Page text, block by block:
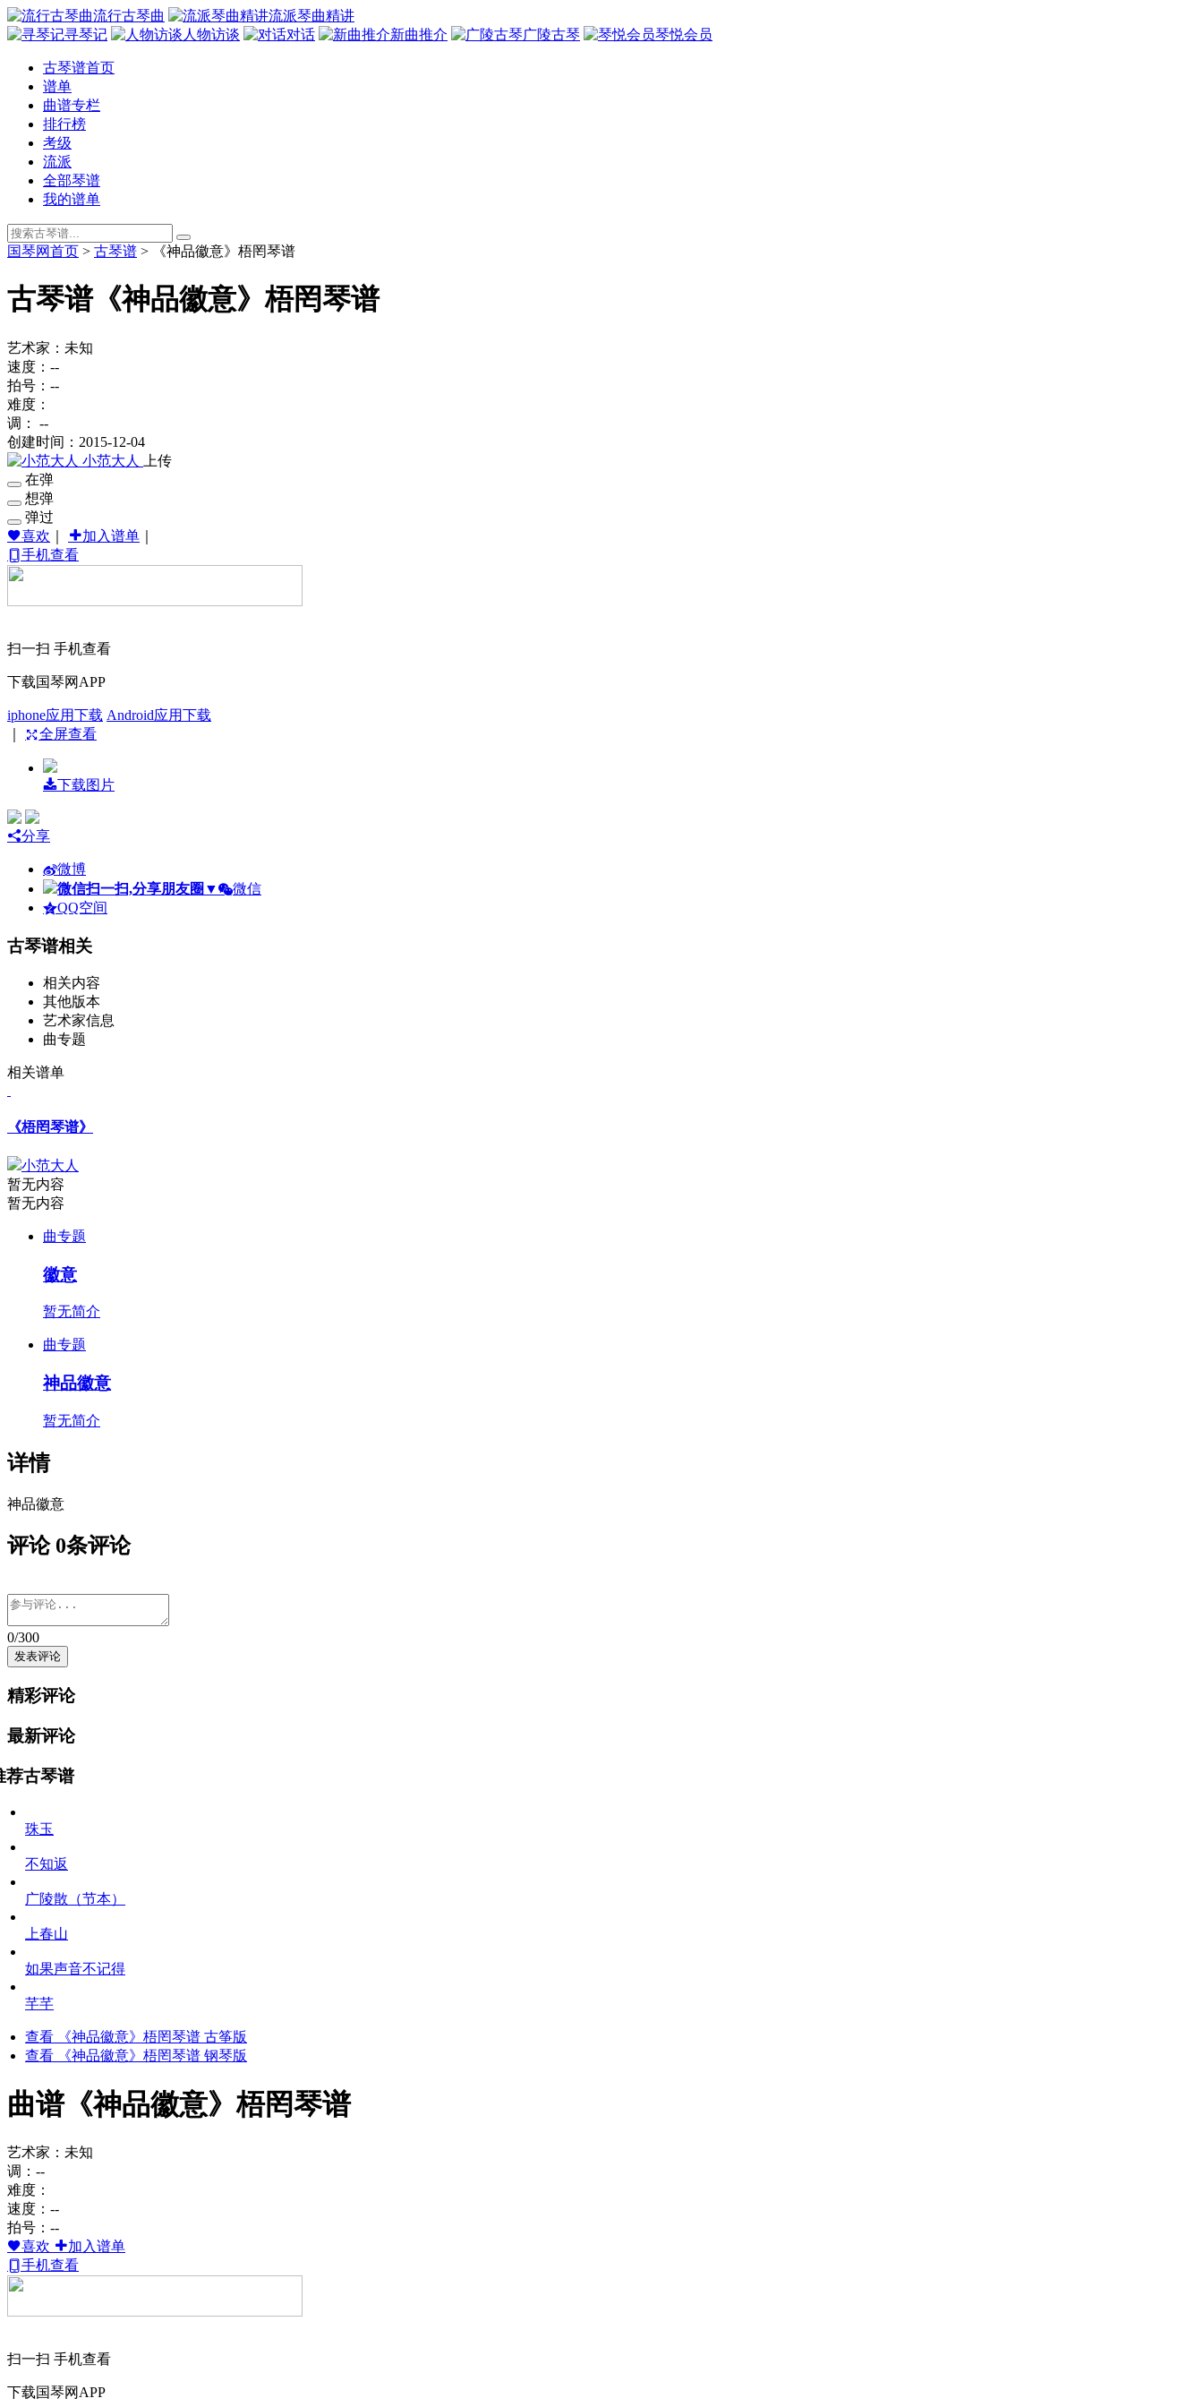
流行古琴曲
流派琴曲精讲
寻琴记
人物访谈 对话 新曲推介 广陵古琴 琴悦会员
古琴谱首页
谱单
曲谱专栏
排行榜
考级
流派
全部琴谱
我的谱单
国琴网首页 > 古琴谱 > 《神品徽意》梧罔琴谱
古琴谱《神品徽意》梧罔琴谱
艺术家：未知
速度：--
拍号：--
难度：
调： --
创建时间：2015-12-04
小范大人
上传
在弹
想弹
弹过
喜欢
加入谱单
手机查看
扫一扫 手机查看
下载国琴网APP
iphone应用下载 Android应用下载
全屏查看
下载图片
分享
微博
微信扫一扫,分享朋友圈 ▼
微信
QQ空间
古琴谱相关
相关内容
其他版本
艺术家信息
曲专题
相关谱单
《梧罔琴谱》
小范大人
暂无内容
暂无内容
曲专题
徽意
暂无简介
曲专题
神品徽意
暂无简介
详情
神品徽意
评论 0条评论
0/300
精彩评论
最新评论
荐古琴谱
珠玉
不知返
广陵散（节本）
上春山
如果声音不记得
芊芊
查看 《神品徽意》梧罔琴谱 古筝版
查看 《神品徽意》梧罔琴谱 钢琴版
曲谱《神品徽意》梧罔琴谱
艺术家：未知
调：--
难度：
速度：--
拍号：--
喜欢
加入谱单
手机查看
扫一扫 手机查看
下载国琴网APP